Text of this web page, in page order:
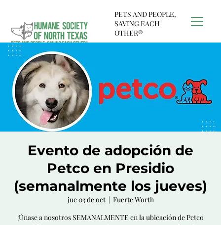
PETS AND PEOPLE,
SAVING EACH
OTHER®
Evento de adopción de
Petco en Presidio
(semanalmente los jueves)
jue 03 de oct
  |
Fuerte Worth
¡Únase a nosotros SEMANALMENTE en la ubicación de Petco